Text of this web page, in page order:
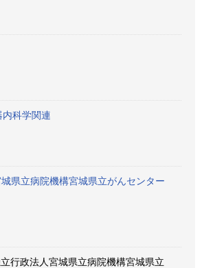
科学関連
県立病院機構宮城県立がんセンター
行政法人宮城県立病院機構宮城県立